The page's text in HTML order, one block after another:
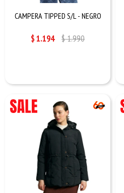
CAMPERA TIPPED S/L - NEGRO
$1.194 $1.990